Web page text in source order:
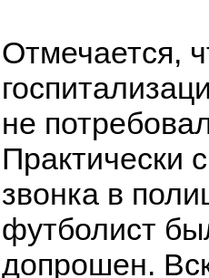
Отмечается,
не
Практически
звонка в
футболист
допрошен.